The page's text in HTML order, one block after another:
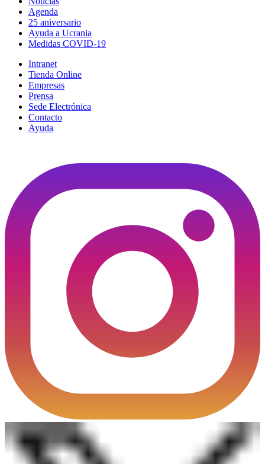
Agenda
25 aniversario
Ayuda a Ucrania
Medidas COVID-19
Intranet
Tienda Online
Empresas
Prensa
Sede Electrónica
Contacto
Ayuda